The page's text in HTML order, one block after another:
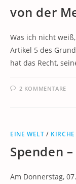
von der
Was ich nicht
Artikel 5 des
hat das Recht,
2 KOMMENTARE
EINE WELT / KIRCHE
Spenden
Am Donnerstag,